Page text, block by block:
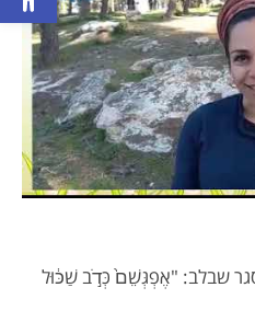
שבלב: "אֶפְגְּשֵׁם֙ כְּדֹ֣ב שַׁכּ֔וּל